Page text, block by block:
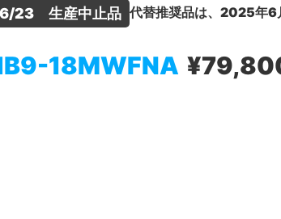
23　生産中止品 代替推奨品は、2025年6
18MWFNA